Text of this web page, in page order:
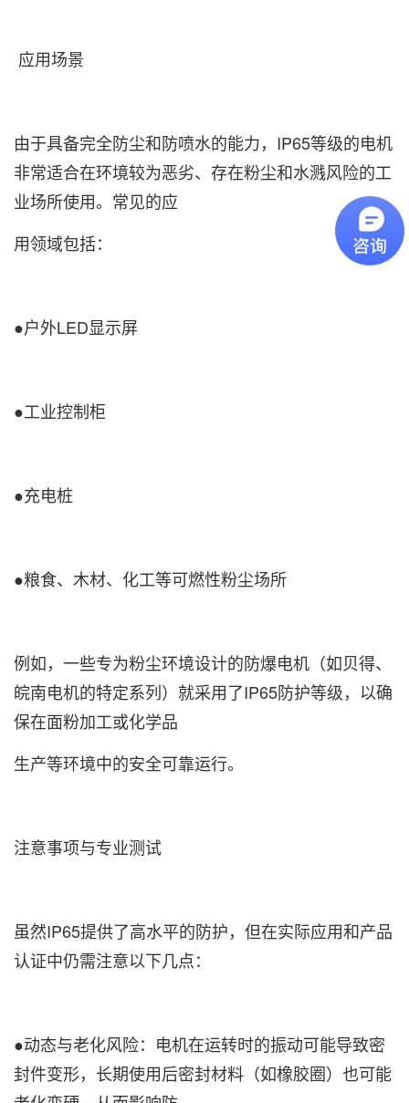
应用场景
由于具备完全防尘和防喷水的能力，IP65等级的电机
非常适合在环境较为恶劣、存在粉尘和水溅风险的工
业场所使用。常见的应
用领域包括：
●户外LED显示屏
●工业控制柜
●充电桩
●粮食、木材、化工等可燃性粉尘场所
例如，一些专为粉尘环境设计的防爆电机（如贝得、
皖南电机的特定系列）就采用了IP65防护等级，以确
保在面粉加工或化学品
生产等环境中的安全可靠运行。
注意事项与专业测试
虽然IP65提供了高水平的防护，但在实际应用和产品
认证中仍需注意以下几点：
●动态与老化风险：电机在运转时的振动可能导致密
封件变形，长期使用后密封材料（如橡胶圈）也可能